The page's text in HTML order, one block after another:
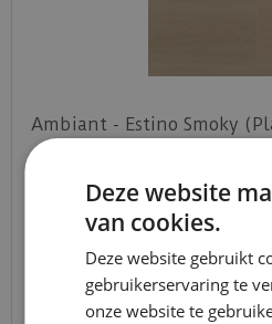
Ambiant - Estino Smoky
95
Bekijk
BEREIKBAARHEID
In verband met de
t/m 14 augustus
bereikbaar.
Deze website
van cookies.
Deze website gebruikt
gebruikerservaring te
onze website te